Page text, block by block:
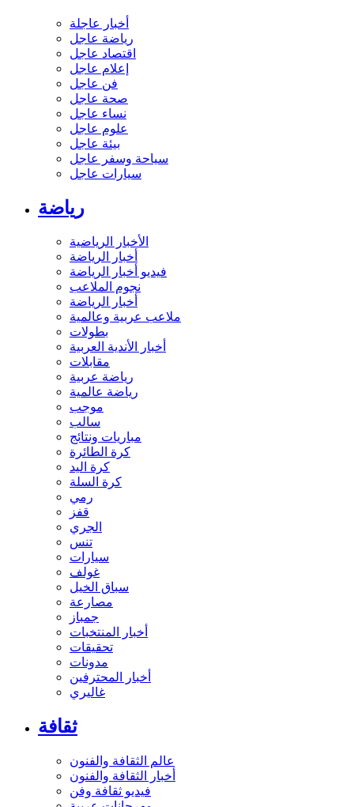
أخبار عاجلة
رياضة عاجل
اقتصاد عاجل
إعلام عاجل
فن عاجل
صحة عاجل
نساء عاجل
علوم عاجل
بيئة عاجل
سياحة وسفر عاجل
سيارات عاجل
رياضة
الأخبار الرياضية
أخبار الرياضة
فيديو أخبار الرياضة
نجوم الملاعب
أخبار الرياضة
ملاعب عربية وعالمية
بطولات
أخبار الأندية العربية
مقابلات
رياضة عربية
رياضة عالمية
موجب
سالب
مباريات ونتائج
كرة الطائرة
كرة اليد
كرة السلة
رمي
قفز
الجري
تنس
سيارات
غولف
سباق الخيل
مصارعة
جمباز
أخبار المنتخبات
تحقيقات
مدونات
أخبار المحترفين
غاليري
ثقافة
عالم الثقافة والفنون
أخبار الثقافة والفنون
فيديو ثقافة وفن